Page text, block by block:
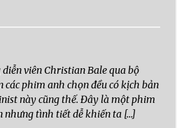
viên Christian Bale qua bộ
phim anh chọn đều có kịch bản
này cũng thế. Đây là một phim
nhưng tình tiết dễ khiến ta […]